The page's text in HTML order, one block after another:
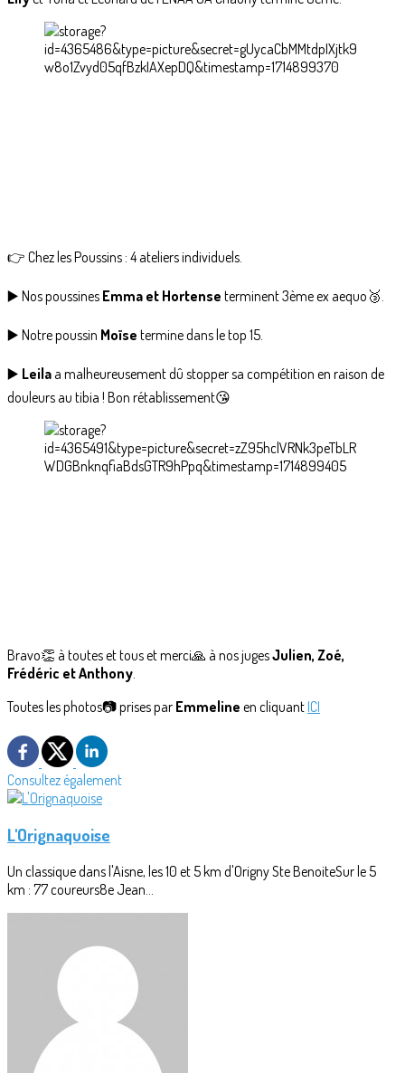
👉 Chez les Poussins : 4 ateliers individuels.
▶️ Nos poussines Emma et Hortense terminent 3ème ex aequo🥉.
▶️ Notre poussin Moïse termine dans le top 15.
▶️ Leila a malheureusement dû stopper sa compétition en raison de
douleurs au tibia ! Bon rétablissement😘
Bravo👏 à toutes et tous et merci🙏 à nos jugesJulien, Zoé,
Frédéric et Anthony.
Toutes les photos📷 prises par Emmeline en cliquant ICI
Consultez également
L'Orignaquoise
Un classique dans l'Aisne, les 10 et 5 km d'Origny Ste BenoiteSur le 5
km : 77 coureurs8e Jean...